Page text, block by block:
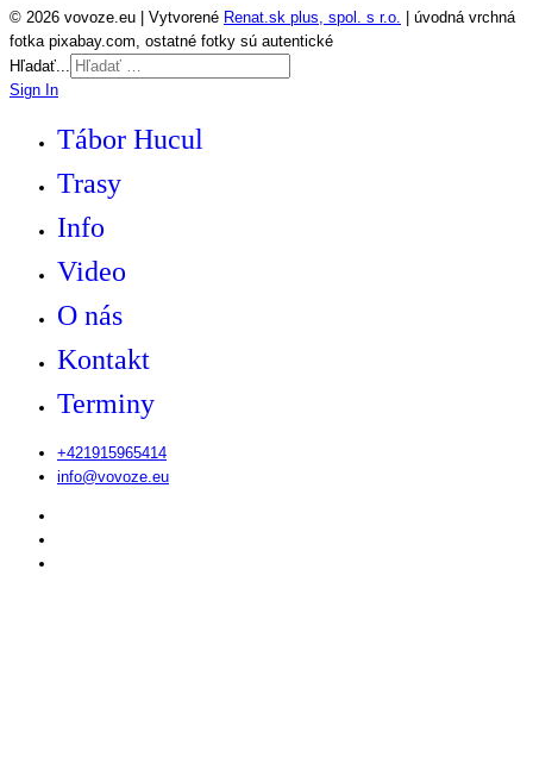
© 2026 vovoze.eu | Vytvorené Renat.sk plus, spol. s r.o.
| úvodná vrchná
fotka pixabay.com, ostatné fotky sú autentické
Hľadať...
Sign In
Tábor Hucul
Trasy
Info
Video
O nás
Kontakt
Terminy
+421915965414
info@vovoze.eu